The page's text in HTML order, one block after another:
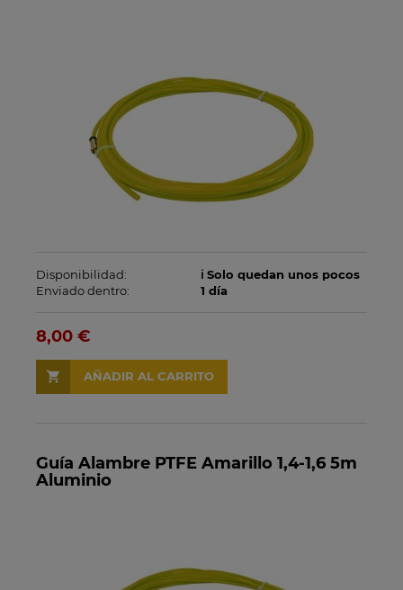
Disponibilidad:
ℹ️ Solo quedan unos pocos
Enviado dentro:
1 día
8,00 €
AÑADIR AL CARRITO
Guía Alambre PTFE Amarillo 1,4-1,6 5m
Aluminio